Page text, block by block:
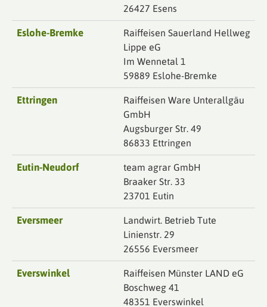
26427 Esens
Eslohe-Bremke
Raiffeisen Sauerland Hellweg
Lippe eG
Im Wennetal 1
59889 Eslohe-Bremke
Ettringen
Raiffeisen Ware Unterallgäu
GmbH
Augsburger Str. 49
86833 Ettringen
Eutin-Neudorf
team agrar GmbH
Braaker Str. 33
23701 Eutin
Eversmeer
Landwirt. Betrieb Tute
Linienstr. 29
26556 Eversmeer
Everswinkel
Raiffeisen Münster LAND eG
Boschweg 41
48351 Everswinkel